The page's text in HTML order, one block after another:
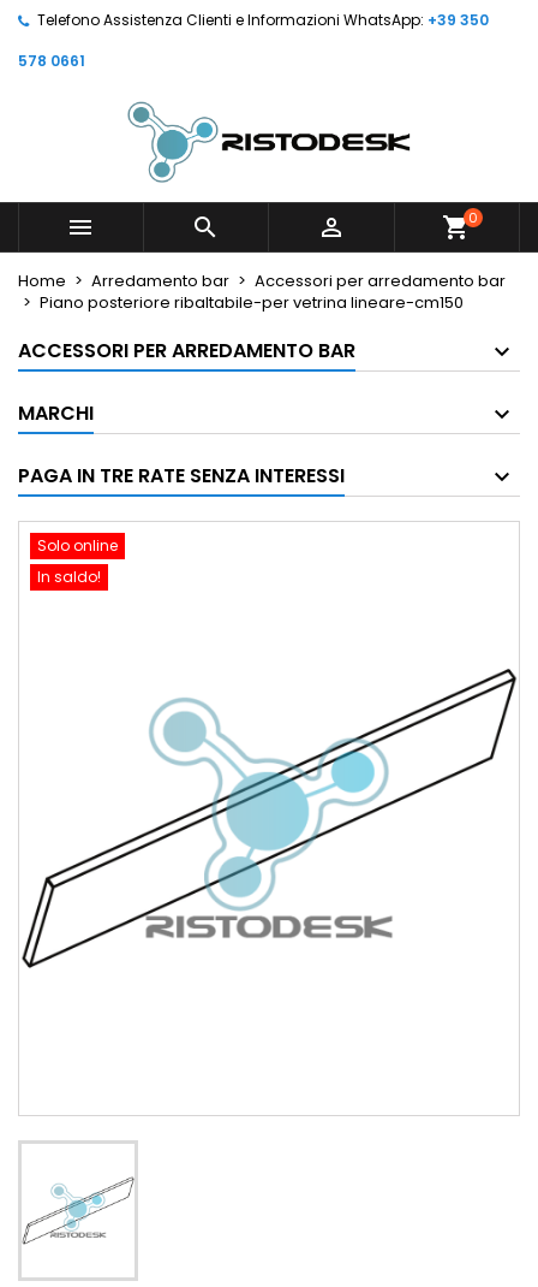
Telefono Assistenza Clienti e Informazioni WhatsApp: +39 350
578 0661
   shopping_cart0
Home Arredamento bar
Accessori per arredamento bar
Piano posteriore ribaltabile-per vetrina lineare-cm150
ACCESSORI PER ARREDAMENTO BAR
MARCHI
PAGA IN TRE RATE SENZA INTERESSI
Solo online
In saldo!